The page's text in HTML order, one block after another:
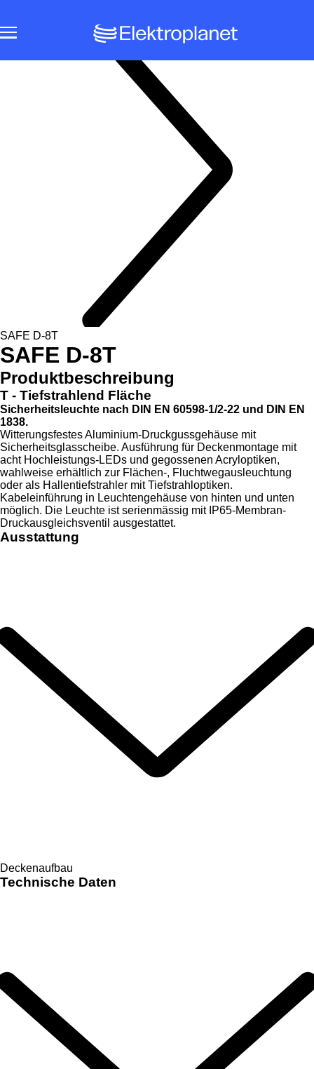
SAFE D-8T
SAFE D-8T
Produktbeschreibung
T - Tiefstrahlend Fläche
Sicherheitsleuchte nach DIN EN 60598-1/2-22 und DIN EN
1838.
Witterungsfestes Aluminium-Druckgussgehäuse mit
Sicherheitsglasscheibe. Ausführung für Deckenmontage mit
acht Hochleistungs-LEDs und gegossenen Acryloptiken,
wahlweise erhältlich zur Flächen-, Fluchtwegausleuchtung
oder als Hallentiefstrahler mit Tiefstrahloptiken.
Kabeleinführung in Leuchtengehäuse von hinten und unten
möglich. Die Leuchte ist serienmässig mit IP65-Membran-
Druckausgleichsventil ausgestattet.
Ausstattung
Deckenaufbau
Technische Daten